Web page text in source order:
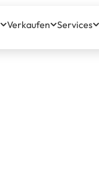
Verkaufen Services